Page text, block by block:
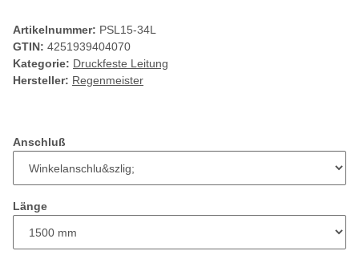
Artikelnummer: PSL15-34L
GTIN: 4251939404070
Kategorie: Druckfeste Leitung
Hersteller: Regenmeister
Anschluß
Länge